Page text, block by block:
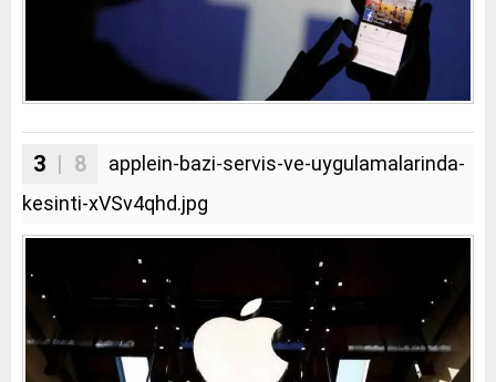
3 | 8
applein-bazi-servis-ve-uygulamalarinda-
kesinti-xVSv4qhd.jpg